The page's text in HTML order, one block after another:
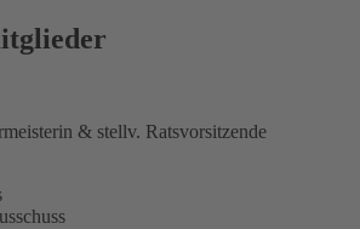
& stellv. Ratsvorsitzende